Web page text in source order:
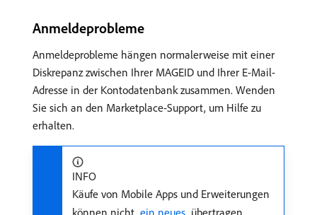
Anmeldeprobleme
Anmeldeprobleme hängen normalerweise mit einer
Diskrepanz zwischen Ihrer MAGEID und Ihrer E-Mail-
Adresse in der Kontodatenbank zusammen. Wenden
Sie sich an den Marketplace-Support, um Hilfe zu
erhalten.
INFO
Käufe von Mobile Apps und Erweiterungen
können nicht ​ ein neues ​ übertragen